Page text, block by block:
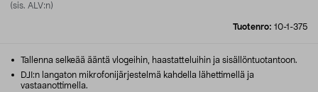
(sis. ALV:n)
Tuotenro: 10-1-375
Tallenna selkeää ääntä vlogeihin, haastatteluihin ja sisällöntuotantoon.
DJI:n langaton mikrofonijärjestelmä kahdella lähettimellä ja
vastaanottimella.